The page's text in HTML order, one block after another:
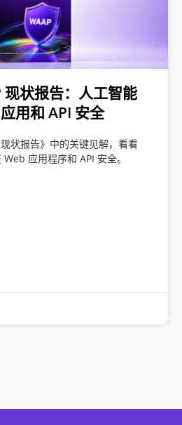
现状报告：人工智能
用和 API 安全
状报告》中的关键见解，看看
应用程序和 API 安全。